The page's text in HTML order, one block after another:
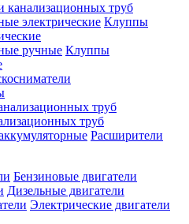
труб
Клуппы
Клуппы
труб
Расширители
Бензиновые двигатели
Дизельные двигатели
Электрические двигатели